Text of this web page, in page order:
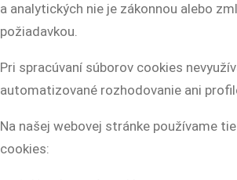
a analytických nie je zákonnou alebo
požiadavkou.
Pri spracúvaní súborov cookies
automatizované rozhodovanie ani
Na našej webovej stránke používame
cookies: